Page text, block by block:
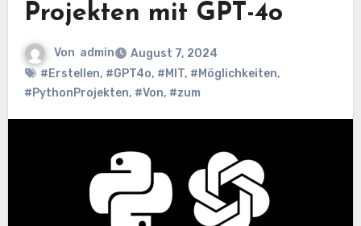
Projekten mit GPT-4o
Von admin
August 7, 2024
#Erstellen, #GPT4o, #MIT, #Möglichkeiten,
#PythonProjekten, #Von, #zum